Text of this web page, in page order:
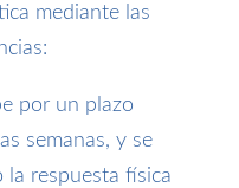
mediante las
por un plazo
semanas, y se
la respuesta física